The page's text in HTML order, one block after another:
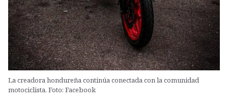
La creadora hondureña continúa conectada con la comunidad
motociclista. Foto: Facebook